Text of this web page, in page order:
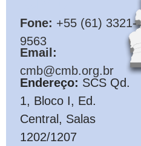
Fone: +55 (61) 3321-
9563
Email:
cmb@cmb.org.br
Endereço: SCS Qd.
1, Bloco I, Ed.
Central, Salas
1202/1207